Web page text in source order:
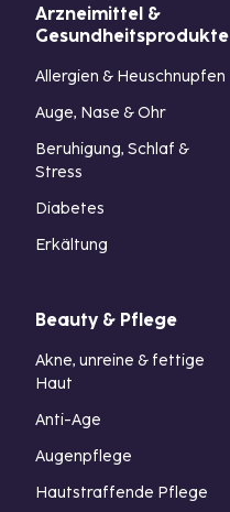
Arzneimittel &
Gesundheitsprodukte
Allergien & Heuschnupfen
Auge, Nase & Ohr
Beruhigung, Schlaf &
Stress
Diabetes
Erkältung
Beauty & Pflege
Akne, unreine & fettige
Haut
Anti-Age
Augenpflege
Hautstraffende Pflege